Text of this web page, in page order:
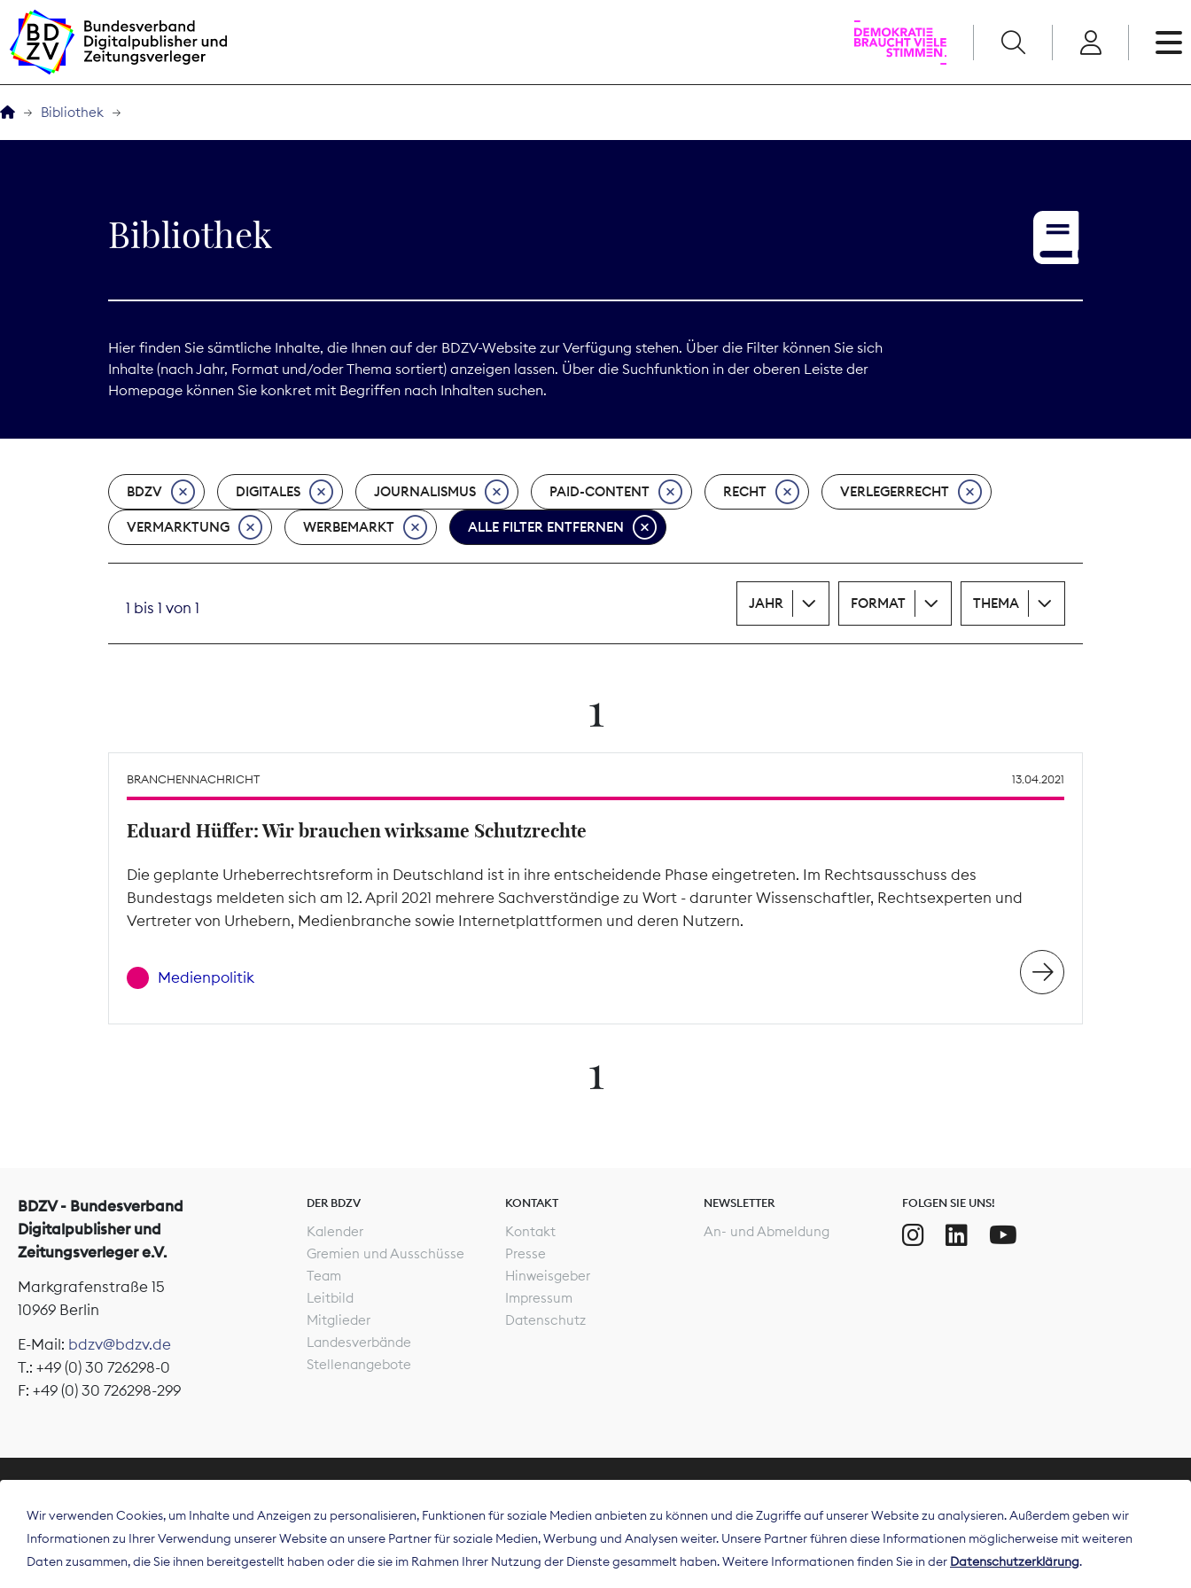
BDZVplus GmbH
Service
Print
Bibliothek
Bibliothek
Hier finden Sie sämtliche Inhalte, die Ihnen auf der BDZV-Website zur Verfügung stehen. Über die Filter können Sie sich
Inhalte (nach Jahr, Format und/oder Thema sortiert) anzeigen lassen. Über die Suchfunktion in der oberen Leiste der
Homepage können Sie konkret mit Begriffen nach Inhalten suchen.
BDZV DIGITALES JOURNALISMUS PAID-CONTENT RECHT VERLEGERRECHT
VERMARKTUNG WERBEMARKT ALLE FILTER ENTFERNEN
1 bis 1 von 1 JAHR FORMAT THEMA
1
BRANCHENNACHRICHT 13.04.2021
Eduard Hüffer: Wir brauchen wirksame Schutzrechte
Die geplante Urheberrechtsreform in Deutschland ist in ihre entscheidende Phase eingetreten. Im Rechtsausschuss des
Bundestags meldeten sich am 12. April 2021 mehrere Sachverständige zu Wort - darunter Wissenschaftler, Rechtsexperten und
Vertreter von Urhebern, Medienbranche sowie Internetplattformen und deren Nutzern.
Medienpolitik
1
BDZV - Bundesverband
Digitalpublisher und
Zeitungsverleger e.V.
Markgrafenstraße 15
10969 Berlin
E-Mail: bdzv@bdzv.de
T.: +49 (0) 30 726298-0
F: +49 (0) 30 726298-299
DER BDZV
Kalender
Gremien und Ausschüsse
Team
Leitbild
Mitglieder
Landesverbände
Stellenangebote
KONTAKT
Kontakt
Presse
Hinweisgeber
Impressum
Datenschutz
NEWSLETTER
An- und Abmeldung
FOLGEN SIE UNS!
Der Bundesverband Digitalpublisher und Zeitungsverleger (BDZV) vertritt als
Spitzenorganisation die Interessen der Zeitungsverlage und digitalen Publisher in
Deutschland und auf EU-Ebene.
Wir verwenden Cookies, um Inhalte und Anzeigen zu personalisieren, Funktionen für soziale Medien anbieten zu können und die Zugriffe auf unserer Website zu analysieren. Außerdem geben wir
Informationen zu Ihrer Verwendung unserer Website an unsere Partner für soziale Medien, Werbung und Analysen weiter. Unsere Partner führen diese Informationen möglicherweise mit weiteren
Daten zusammen, die Sie ihnen bereitgestellt haben oder die sie im Rahmen Ihrer Nutzung der Dienste gesammelt haben. Weitere Informationen finden Sie in der Datenschutzerklärung.